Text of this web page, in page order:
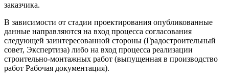
заказчика.
В зависимости от стадии проектирования опубликованные
данные направляются на вход процесса согласования
следующей заинтересованной стороны (Градостроительный
совет, Экспертиза) либо на вход процесса реализации
строительно-монтажных работ (выпущенная в производство
работ Рабочая документация).